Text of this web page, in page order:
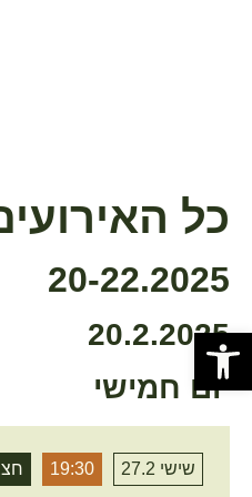
כל
20-22.2025
20.2.2025
יום חמישי
שישי 27.2 19:30
פתח סרגל נגישות